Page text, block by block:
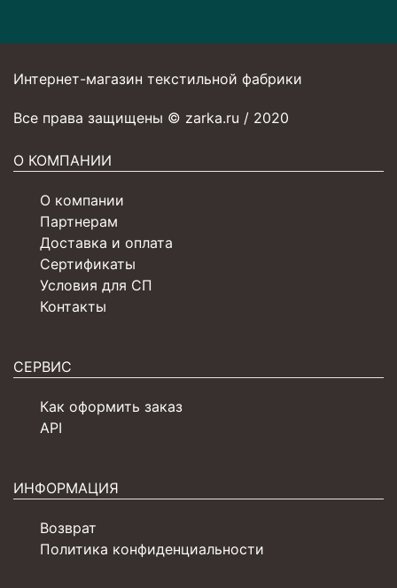
Интернет-магазин текстильной фабрики
Все права защищены © zarka.ru / 2020
О КОМПАНИИ
О компании
Партнерам
Доставка и оплата
Сертификаты
Условия для СП
Контакты
СЕРВИС
Как оформить заказ
API
ИНФОРМАЦИЯ
Возврат
Политика конфиденциальности